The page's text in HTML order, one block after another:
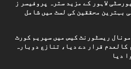
لاہور کے مزید سترہ پروفیسر ز
بہترین محققین کی لسٹ میں شامل
ریسٹورنٹ کیس میں سپریم کورٹ
حکم کالعدم قرار دے دیا، تنازع دوبارہ
دیا